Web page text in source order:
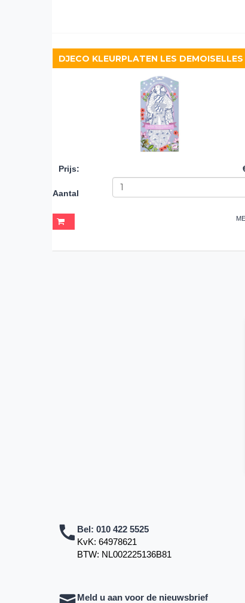
Prijs:
Aantal
Bel: 010 422 5525
KvK: 64978621
BTW: NL002225136B81
Meld u aan voor de nieuwsbrief